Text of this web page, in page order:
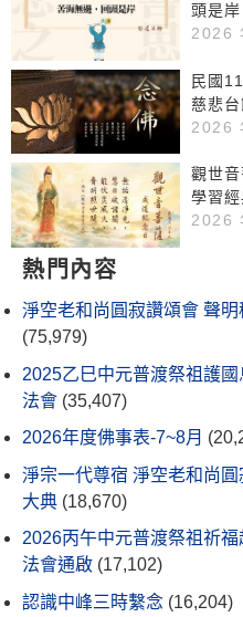
頭是岸
2026
民國
慈悲
2026
觀世音
學習
2026
熱門內容
淨空老和尚圓寂讚頌會 聲
(75,979)
2025乙巳中元普渡祭祖護
法會 (35,407)
2026年度佛事表-7~8月
淨宗一代尊宿 淨空老和尚
大典 (18,670)
2026丙午中元普渡祭祖祈
法會通啟 (17,102)
認識中峰三時繫念 (16,204)